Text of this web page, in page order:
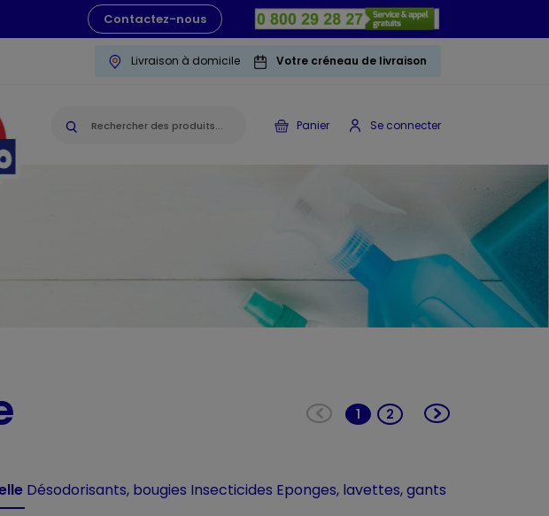
Contactez-nous
Livraison à domicile Votre créneau de livraison
Panier Se connecter
1(current)
2
Désodorisants, bougies Insecticides Eponges, lavettes, gants